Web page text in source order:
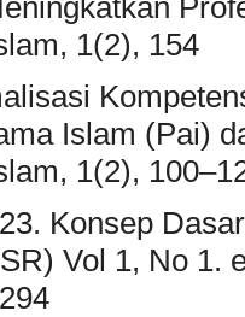
1(2), 154
Islam (Pai)
1(2),
Konsep
Vol 1, No 1.